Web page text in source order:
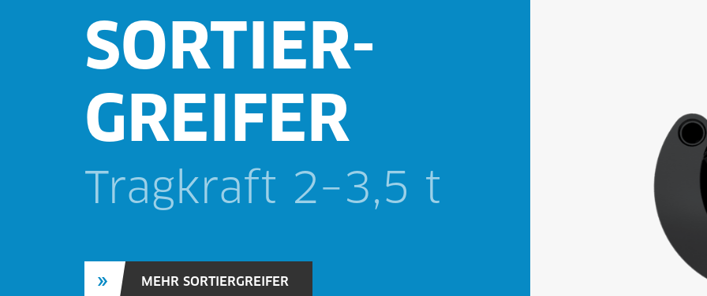
SORTIER­
GREIFER
Tragkraft 2–3,5 t
MEHR SORTIERGREIFER